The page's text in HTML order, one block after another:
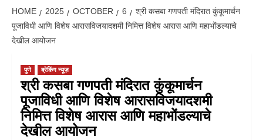
HOME 2025 OCTOBER 6
श्री कसबा गणपती मंदिरात कुंकूमार्चन
पूजाविधी आणि विशेष आरासविजयादशमी निमित्त विशेष आरास आणि महाभोंडल्याचे
देखील आयोजन
पुणे ब्रेकिंग न्यूज़
श्री कसबा गणपती मंदिरात कुंकूमार्चन
पूजाविधी आणि विशेष आरासविजयादशमी
निमित्त विशेष आरास आणि महाभोंडल्याचे
देखील आयोजन